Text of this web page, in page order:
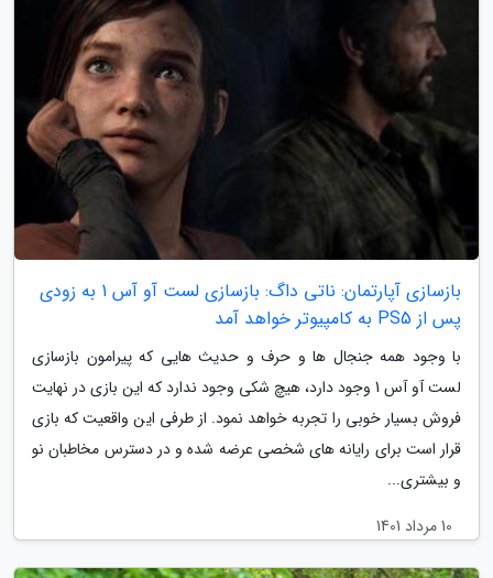
بازسازی آپارتمان: ناتی داگ: بازسازی لست آو آس 1 به زودی
پس از PS5 به کامپیوتر خواهد آمد
با وجود همه جنجال ها و حرف و حدیث هایی که پیرامون بازسازی
لست آو آس 1 وجود دارد، هیچ شکی وجود ندارد که این بازی در نهایت
فروش بسیار خوبی را تجربه خواهد نمود. از طرفی این واقعیت که بازی
قرار است برای رایانه های شخصی عرضه شده و در دسترس مخاطبان نو
و بیشتری...
10 مرداد 1401